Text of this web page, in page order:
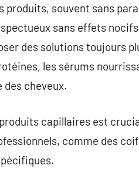
produits, souvent sans
sans effets
des solutions toujours
les sérums
cheveux.
capillaires est
comme des